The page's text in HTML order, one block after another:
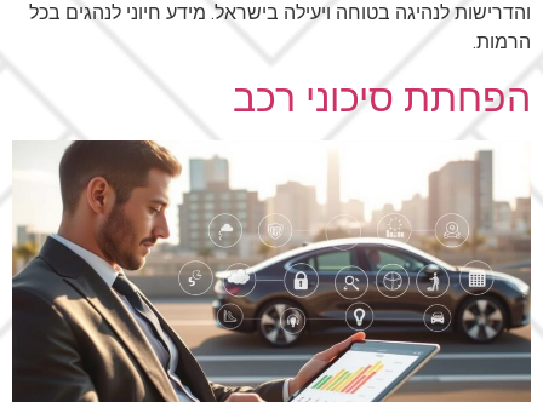
והדרישות לנהיגה בטוחה ויעילה בישראל. מידע חיוני לנהגים בכל
הרמות.
הפחתת סיכוני רכב